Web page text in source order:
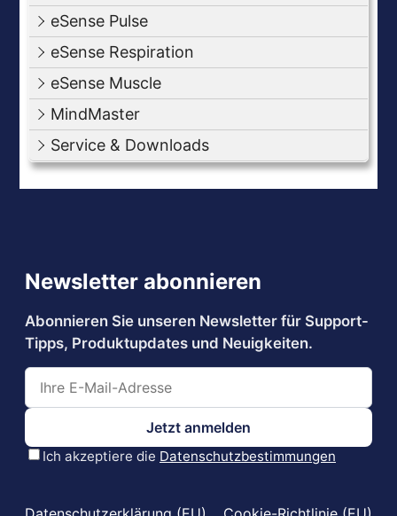
eSense Pulse
eSense Respiration
eSense Muscle
MindMaster
Service & Downloads